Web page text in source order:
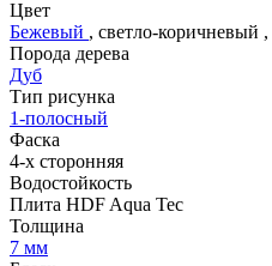
Цвет
Бежевый , светло-коричневый ,
Порода дерева
Дуб
Тип рисунка
1-полосный
Фаска
4-х сторонняя
Водостойкость
Плита HDF Aqua Tec
Толщина
7 мм